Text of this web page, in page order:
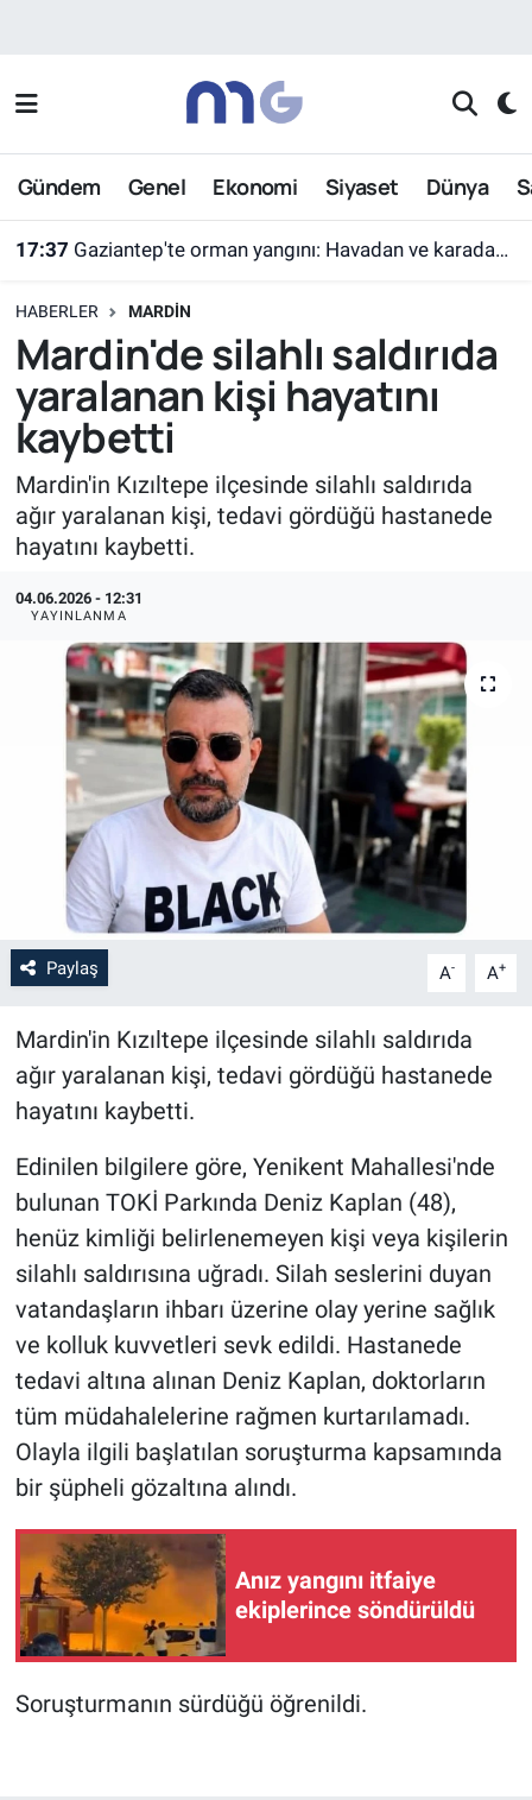
Gündem Genel Ekonomi Siyaset Dünya
17:37 Gaziantep'te orman yangını: Havadan ve karadan müdahaleyle söndürüldü
HABERLER MARDIN
Mardin'de silahlı saldırıda
yaralanan kişi hayatını
kaybetti
Mardin'in Kızıltepe ilçesinde silahlı saldırıda
ağır yaralanan kişi, tedavi gördüğü hastanede
hayatını kaybetti.
04.06.2026 - 12:31
YAYINLANMA
Paylaş A- A+
Mardin'in Kızıltepe ilçesinde silahlı saldırıda
ağır yaralanan kişi, tedavi gördüğü hastanede
hayatını kaybetti.
Edinilen bilgilere göre, Yenikent Mahallesi'nde
bulunan TOKİ Parkında Deniz Kaplan (48),
henüz kimliği belirlenemeyen kişi veya kişilerin
silahlı saldırısına uğradı. Silah seslerini duyan
vatandaşların ihbarı üzerine olay yerine sağlık
ve kolluk kuvvetleri sevk edildi. Hastanede
tedavi altına alınan Deniz Kaplan, doktorların
tüm müdahalelerine rağmen kurtarılamadı.
Olayla ilgili başlatılan soruşturma kapsamında
bir şüpheli gözaltına alındı.
Anız yangını itfaiye
ekiplerince söndürüldü
Soruşturmanın sürdüğü öğrenildi.
Nöbetçi Eczaneler
Hava Durumu
Süper Lig Puan Durumu ve Fikstür
Tüm Manşetler
Son Dakika Haberleri
Haber Arşivi